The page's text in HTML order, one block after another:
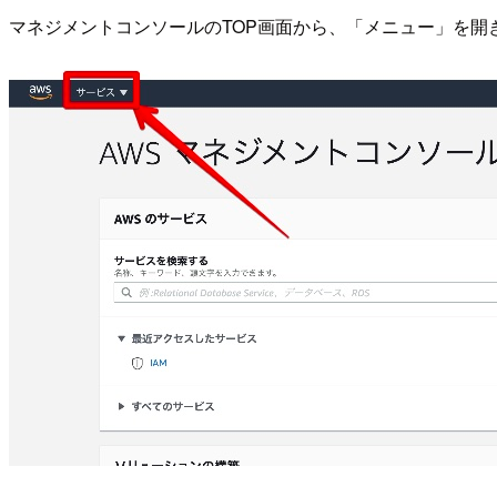
マネジメントコンソールのTOP画面から、「メニュー」を開